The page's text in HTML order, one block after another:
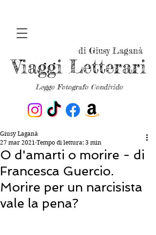
Leggo Fotografo Condivido
Viaggi Letterari
di Giusy Laganà
O d'amarti o morire - di
Francesca Guercio.
Morire per un narcisista
vale la pena?
Giusy Laganà
27 mar 2021 Tempo di lettura: 3 min